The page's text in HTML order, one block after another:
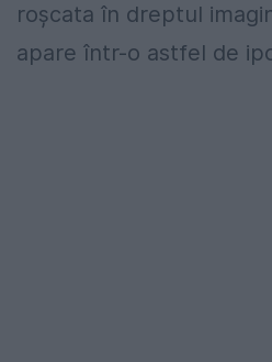
roșcata în dreptul
apare într-o astfel de